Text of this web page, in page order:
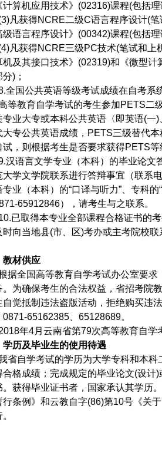
计算机应用技术》(02316)课程(包括
获得NCRE二级C语言程序设计(笔
级语言程序设计》(00342)课程(包括
获得NCRE三级PC技术(笔试和上
机及其接口技术》(02319)和《微型
)；
国公共英语等级考试成绩在自考系
教育自学考试的考生参加PETS二
专业大专或本科公共英语〈即英语(一
大专公共英语成绩，PETS三级替代
试，则根据考生是否要求获得PETS
语言文学专业（本科）的毕业论文
大学文学院联系进行答辩事宜（联系
专业（本科）的“口译与听力”、专科
65912846），请考生与之联系。
已取得本专业全部课程合格证书的考
时向当地县(市、区)考办或主考院校
教材供应
全国高等教育自学考试办公室要求
。为确保考生的合法权益，省招考院
自觉抵制违法盗版活动，拒绝购买违
0871-65162385、65128689。
年4月云南省第79次高等教育自学
学历及毕业生的使用待遇
自学考试的学历为大学专科和本科
合格成绩；完成规定的毕业论文(设计
。获得毕业证书者，国家承认其学历
行条例》和云教自字(86)第10号《关